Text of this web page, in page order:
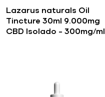
Lazarus naturals Oil
Tincture 30ml 9.000mg
CBD Isolado – 300mg/ml